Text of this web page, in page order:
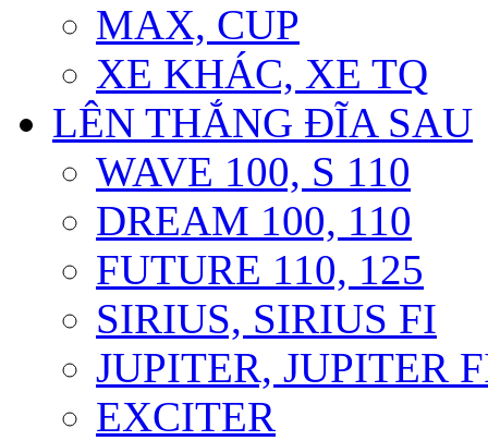
MAX, CUP
XE KHÁC, XE TQ
LÊN THẮNG ĐĨA SAU
WAVE 100, S 110
DREAM 100, 110
FUTURE 110, 125
SIRIUS, SIRIUS FI
JUPITER, JUPITER
EXCITER